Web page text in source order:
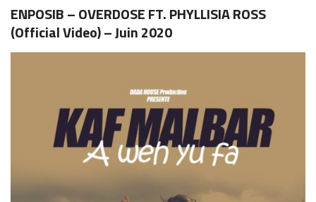
ENPOSIB – OVERDOSE FT. PHYLLISIA ROSS
(Official Video) – Juin 2020